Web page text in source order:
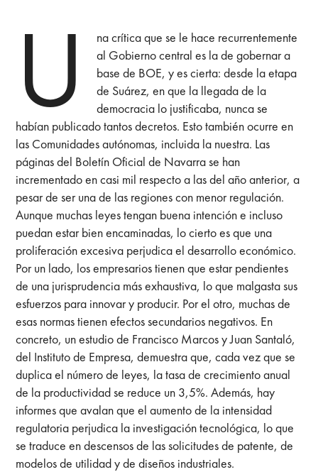
U
na crítica que se le hace recurrentemente
al Gobierno central es la de gobernar a
base de BOE, y es cierta: desde la etapa
de Suárez, en que la llegada de la
democracia lo justificaba, nunca se
habían publicado tantos decretos. Esto también ocurre en
las Comunidades autónomas, incluida la nuestra. Las
páginas del Boletín Oficial de Navarra se han
incrementado en casi mil respecto a las del año anterior, a
pesar de ser una de las regiones con menor regulación.
Aunque muchas leyes tengan buena intención e incluso
puedan estar bien encaminadas, lo cierto es que una
proliferación excesiva perjudica el desarrollo económico.
Por un lado, los empresarios tienen que estar pendientes
de una jurisprudencia más exhaustiva, lo que malgasta sus
esfuerzos para innovar y producir. Por el otro, muchas de
esas normas tienen efectos secundarios negativos. En
concreto, un estudio de Francisco Marcos y Juan Santaló,
del Instituto de Empresa, demuestra que, cada vez que se
duplica el número de leyes, la tasa de crecimiento anual
de la productividad se reduce un 3,5%. Además, hay
informes que avalan que el aumento de la intensidad
regulatoria perjudica la investigación tecnológica, lo que
se traduce en descensos de las solicitudes de patente, de
modelos de utilidad y de diseños industriales.